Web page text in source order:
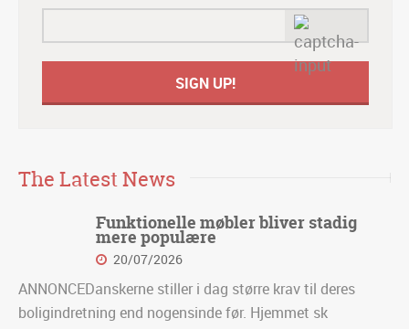
The Latest News
Funktionelle møbler bliver stadig
mere populære
20/07/2026
ANNONCEDanskerne stiller i dag større krav til deres
boligindretning end nogensinde før. Hjemmet sk